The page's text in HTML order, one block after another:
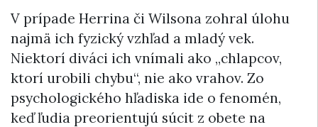
V prípade Herrina či Wilsona zohral úlohu
najmä ich fyzický vzhľad a mladý vek.
Niektorí diváci ich vnímali ako „chlapcov,
ktorí urobili chybu“, nie ako vrahov. Zo
psychologického hľadiska ide o fenomén,
keď ľudia preorientujú súcit z obete na